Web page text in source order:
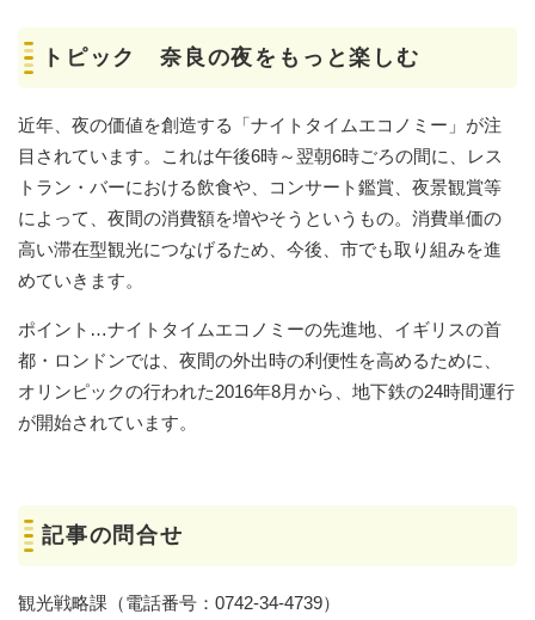
トピック 奈良の夜をもっと楽しむ
近年、夜の価値を創造する「ナイトタイムエコノミー」が注
目されています。これは午後6時～翌朝6時ごろの間に、レス
トラン・バーにおける飲食や、コンサート鑑賞、夜景観賞等
によって、夜間の消費額を増やそうというもの。消費単価の
高い滞在型観光につなげるため、今後、市でも取り組みを進
めていきます。
ポイント…ナイトタイムエコノミーの先進地、イギリスの首
都・ロンドンでは、夜間の外出時の利便性を高めるために、
オリンピックの行われた2016年8月から、地下鉄の24時間運行
が開始されています。
記事の問合せ
観光戦略課（電話番号：0742-34-4739）